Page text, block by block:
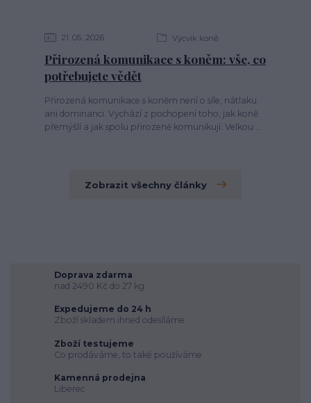
21 05 2026 Výcvik koně
Přirozená komunikace s koněm: vše, co
potřebujete vědět
Přirozená komunikace s koněm není o síle, nátlaku
ani dominanci. Vychází z pochopení toho, jak koně
přemýšlí a jak spolu přirozeně komunikují. Velkou ...
Zobrazit všechny články
Doprava zdarma
nad 2490 Kč do 27 kg
Expedujeme do 24 h
Zboží skladem ihned odesíláme
Zboží testujeme
Co prodáváme, to také používáme
Kamenná prodejna
Liberec